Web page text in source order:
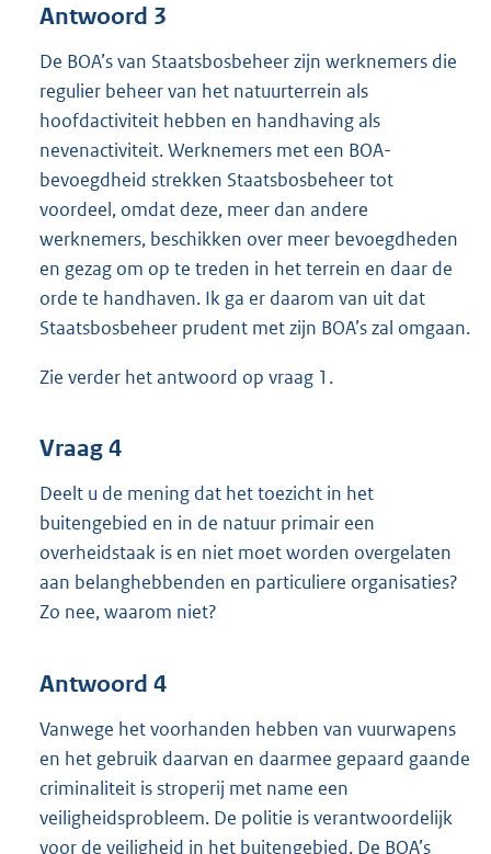
Antwoord 3
De BOA’s van Staatsbosbeheer zijn werknemers die
regulier beheer van het natuurterrein als
hoofdactiviteit hebben en handhaving als
nevenactiviteit. Werknemers met een BOA-
bevoegdheid strekken Staatsbosbeheer tot
voordeel, omdat deze, meer dan andere
werknemers, beschikken over meer bevoegdheden
en gezag om op te treden in het terrein en daar de
orde te handhaven. Ik ga er daarom van uit dat
Staatsbosbeheer prudent met zijn BOA’s zal omgaan.
Zie verder het antwoord op vraag 1.
Vraag 4
Deelt u de mening dat het toezicht in het
buitengebied en in de natuur primair een
overheidstaak is en niet moet worden overgelaten
aan belanghebbenden en particuliere organisaties?
Zo nee, waarom niet?
Antwoord 4
Vanwege het voorhanden hebben van vuurwapens
en het gebruik daarvan en daarmee gepaard gaande
criminaliteit is stroperij met name een
veiligheidsprobleem. De politie is verantwoordelijk
voor de veiligheid in het buitengebied. De BOA’s